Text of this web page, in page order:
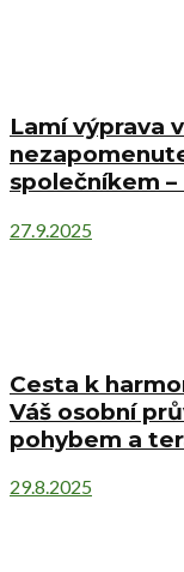
Lamí výprava
společníkem –
27.9.2025
Cesta k
Váš osobní
pohybem a
29.8.2025